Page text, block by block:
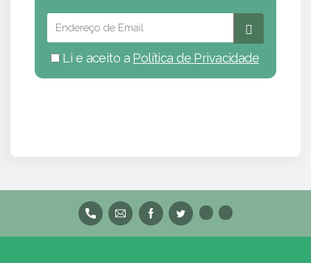
Li e aceito a Política de Privacidade